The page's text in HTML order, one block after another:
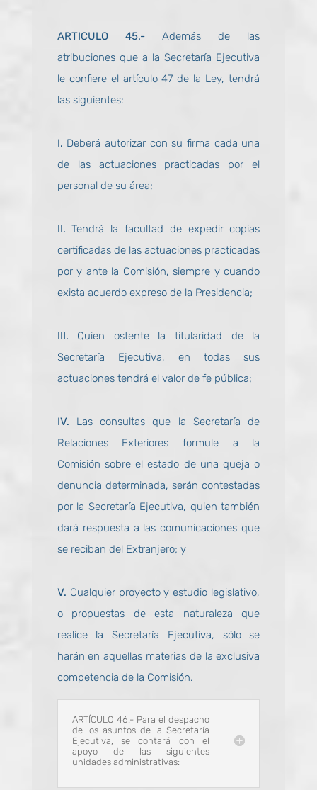
ARTICULO 45.-Además de las
atribuciones que a la Secretaría Ejecutiva
le confiere el artículo 47 de la Ley, tendrá
las siguientes:
I. Deberá autorizar con su firma cada una
de las actuaciones practicadas por el
personal de su área;
II. Tendrá la facultad de expedir copias
certificadas de las actuaciones practicadas
por y ante la Comisión, siempre y cuando
exista acuerdo expreso de la Presidencia;
III. Quien ostente la titularidad de la
Secretaría Ejecutiva, en todas sus
actuaciones tendrá el valor de fe pública;
IV. Las consultas que la Secretaría de
Relaciones Exteriores formule a la
Comisión sobre el estado de una queja o
denuncia determinada, serán contestadas
por la Secretaría Ejecutiva, quien también
dará respuesta a las comunicaciones que
se reciban del Extranjero; y
V. Cualquier proyecto y estudio legislativo,
o propuestas de esta naturaleza que
realice la Secretaría Ejecutiva, sólo se
harán en aquellas materias de la exclusiva
competencia de la Comisión.
ARTÍCULO 46.- Para el despacho
de los asuntos de la Secretaría
Ejecutiva, se contará con el
apoyo de las siguientes
unidades administrativas: